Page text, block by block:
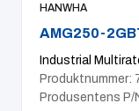
HANWHA
AMG250-
Industrial
Produktnummer:
Produsentens